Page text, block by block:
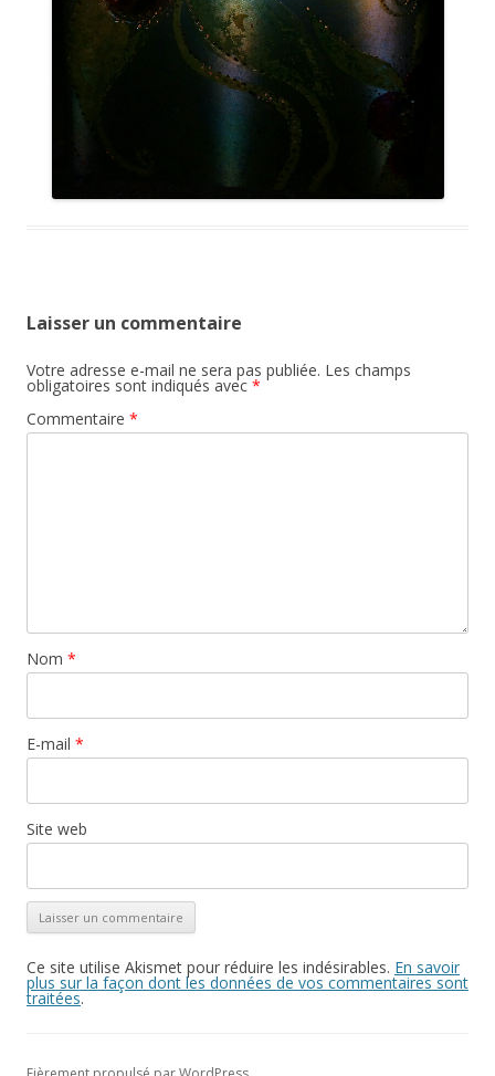
Laisser un commentaire
Votre adresse e-mail ne sera pas publiée. Les champs
obligatoires sont indiqués avec *
Commentaire *
Nom *
E-mail *
Site web
Ce site utilise Akismet pour réduire les indésirables. En savoir
plus sur la façon dont les données de vos commentaires sont
traitées.